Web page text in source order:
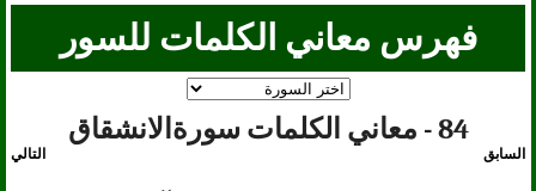
فهرس معاني الكلمات للسور
84 - معاني الكلمات سورةالانشقاق
التالي السابق